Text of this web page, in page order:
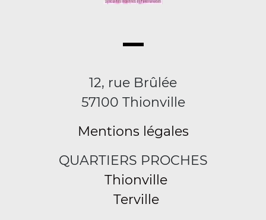
12, rue Brûlée
57100 Thionville
Mentions légales
QUARTIERS PROCHES
Thionville
Terville